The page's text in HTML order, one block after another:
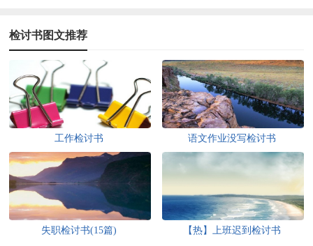
检讨书图文推荐
工作检讨书 语文作业没写检讨书
失职检讨书(15篇) 【热】上班迟到检讨书